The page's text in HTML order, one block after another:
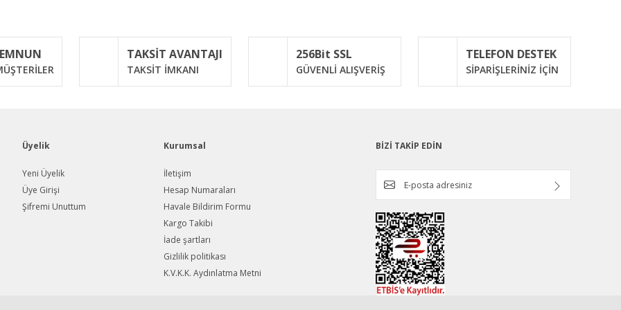
Yorum Yaz
Gönder
TAKSİT AVANTAJI
TAKSİT İMKANI
256Bit SSL
GÜVENLİ ALIŞVERİŞ
TELEFON DESTEK
SİPARİŞLERİNİZ İÇİN
Üyelik
Yeni Üyelik
Üye Girişi
Şifremi Unuttum
Kurumsal
İletişim
Hesap Numaraları
Havale Bildirim Formu
Kargo Takibi
İade şartları
Gizlilik politikası
K.V.K.K. Aydınlatma Metni
BİZİ TAKİP EDİN